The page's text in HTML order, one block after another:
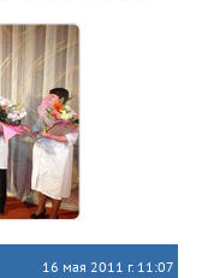
16 мая 2011 г. 11:07